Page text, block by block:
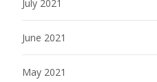
July 2021
June 2021
May 2021